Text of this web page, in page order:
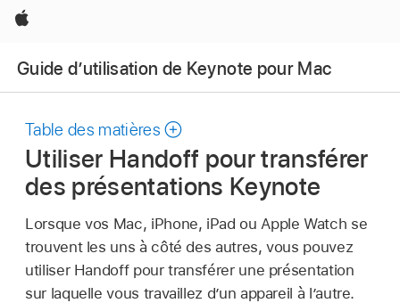
Apple
Guide d’utilisation de Keynote pour Mac
Table des matières
Utiliser Handoff pour transférer
des présentations Keynote
Lorsque vos Mac, iPhone, iPad ou Apple Watch se
trouvent les uns à côté des autres, vous pouvez
utiliser Handoff pour transférer une présentation
sur laquelle vous travaillez d’un appareil à l’autre.